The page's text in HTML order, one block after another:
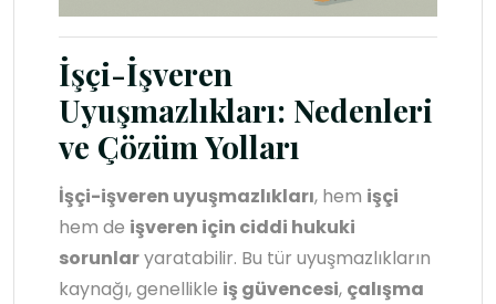
İşçi-İşveren
Uyuşmazlıkları: Nedenleri
ve Çözüm Yolları
İşçi-işveren uyuşmazlıkları, hem işçi
hem de işveren için ciddi hukuki
sorunlaryaratabilir. Bu tür uyuşmazlıkların
kaynağı, genellikle iş güvencesi, çalışma